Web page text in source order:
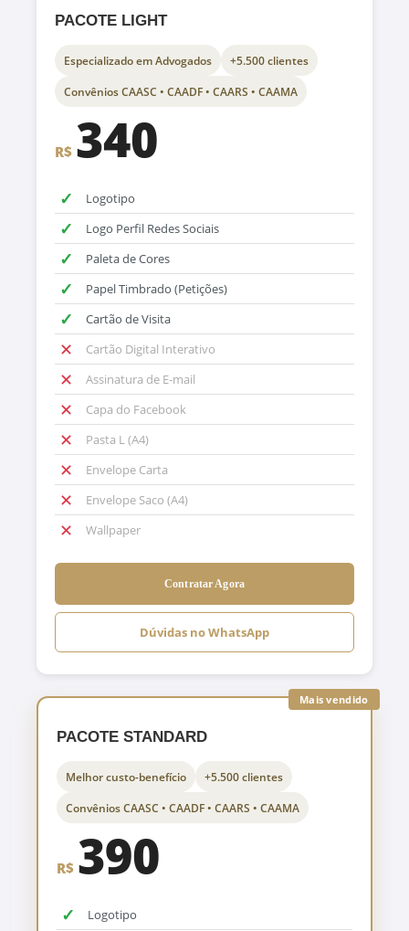
PACOTE LIGHT
Especializado em Advogados +5.500 clientes
Convênios CAASC • CAADF • CAARS • CAAMA
R$ 340
✓ Logotipo
✓ Logo Perfil Redes Sociais
✓ Paleta de Cores
✓ Papel Timbrado (Petições)
✓ Cartão de Visita
✕ Cartão Digital Interativo
✕ Assinatura de E-mail
✕ Capa do Facebook
✕ Pasta L (A4)
✕ Envelope Carta
✕ Envelope Saco (A4)
✕ Wallpaper
Contratar Agora
Dúvidas no WhatsApp
Mais vendido
PACOTE STANDARD
Melhor custo-benefício +5.500 clientes
Convênios CAASC • CAADF • CAARS • CAAMA
R$ 390
✓ Logotipo